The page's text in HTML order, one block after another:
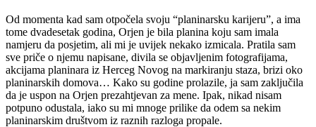
Od momenta kad sam otpočela svoju “planinarsku karijeru”, a ima
tome dvadesetak godina, Orjen je bila planina koju sam imala
namjeru da posjetim, ali mi je uvijek nekako izmicala. Pratila sam
sve priče o njemu napisane, divila se objavljenim fotografijama,
akcijama planinara iz Herceg Novog na markiranju staza, brizi oko
planinarskih domova… Kako su godine prolazile, ja sam zaključila
da je uspon na Orjen prezahtjevan za mene. Ipak, nikad nisam
potpuno odustala, iako su mi mnoge prilike da odem sa nekim
planinarskim društvom iz raznih razloga propale.